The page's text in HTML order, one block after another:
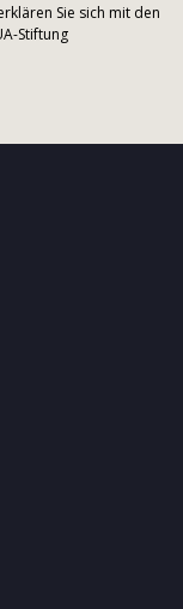
Sie sich mit den
Stiftung